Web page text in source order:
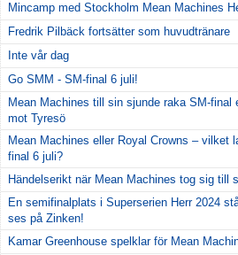
Mincamp med Stockholm Mean Machines
Fredrik Pilbäck fortsätter som huvudtränare
Inte vår dag
Go SMM - SM-final 6 juli!
Mean Machines till sin sjunde raka SM-final
mot Tyresö
Mean Machines eller Royal Crowns – vilket
final 6 juli?
Händelserikt när Mean Machines tog sig till
En semifinalplats i Superserien Herr 2024
ses på Zinken!
Kamar Greenhouse spelklar för Mean